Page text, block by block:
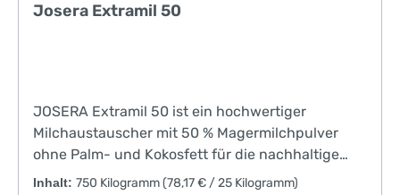
Josera Extramil 50
JOSERA Extramil 50 ist ein hochwertiger
Milchaustauscher mit 50 % Magermilchpulver
ohne Palm- und Kokosfett für die nachhaltige
Kälberaufzucht. In diesem Milchaustauscher
Inhalt: 750 Kilogramm(78,17 € / 25 Kilogramm)